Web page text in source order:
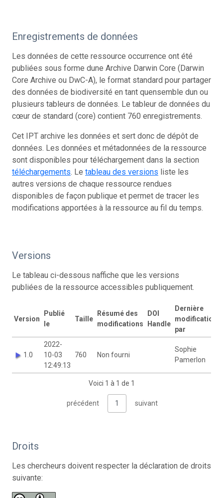
Enregistrements de données
Les données de cette ressource occurrence ont été
publiées sous forme dune Archive Darwin Core (Darwin
Core Archive ou DwC-A), le format standard pour partager
des données de biodiversité en tant quensemble dun ou
plusieurs tableurs de données. Le tableur de données du
cœur de standard (core) contient 760 enregistrements.
Cet IPT archive les données et sert donc de dépôt de
données. Les données et métadonnées de la ressource
sont disponibles pour téléchargement dans la section
téléchargements. Le tableau des versions liste les
autres versions de chaque ressource rendues
disponibles de façon publique et permet de tracer les
modifications apportées à la ressource au fil du temps.
Versions
Le tableau ci-dessous naffiche que les versions
publiées de la ressource accessibles publiquement.
Version
Publié
le
Taille
Résumé des
modifications
DOI
Handle
Dernière
modification
par
1.0
2022-
10-03
12:49:13
760 Non fourni
Sophie
Pamerlon
Voici 1 à 1 de 1
précédent 1 suivant
Droits
Les chercheurs doivent respecter la déclaration de droits
suivante: